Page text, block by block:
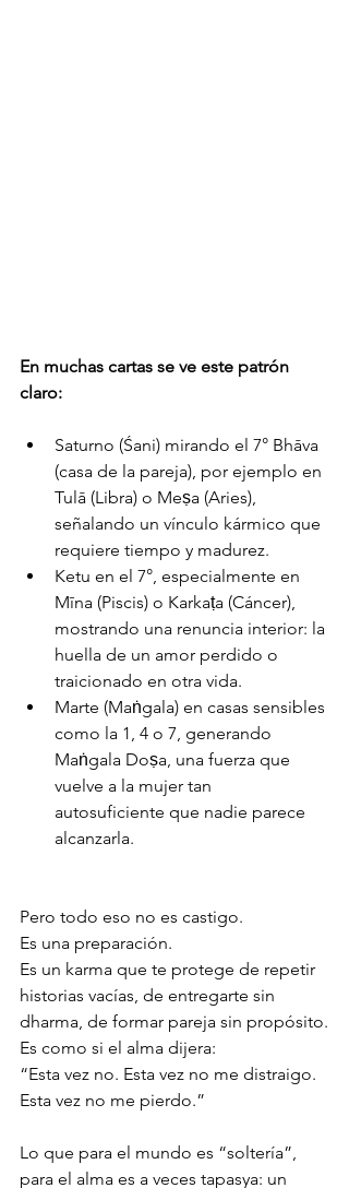
En muchas cartas se ve este patrón
claro:
Saturno (Śani) mirando el 7° Bhāva
(casa de la pareja), por ejemplo en
Tulā (Libra) o Meṣa (Aries),
señalando un vínculo kármico que
requiere tiempo y madurez.
Ketu en el 7°, especialmente en
Mīna (Piscis) o Karkaṭa (Cáncer),
mostrando una renuncia interior: la
huella de un amor perdido o
traicionado en otra vida.
Marte (Maṅgala) en casas sensibles
como la 1, 4 o 7, generando
Maṅgala Doṣa, una fuerza que
vuelve a la mujer tan
autosuficiente que nadie parece
alcanzarla.
Pero todo eso no es castigo.
Es una preparación.
Es un karma que te protege de repetir
historias vacías, de entregarte sin
dharma, de formar pareja sin propósito.
Es como si el alma dijera:
“Esta vez no. Esta vez no me distraigo.
Esta vez no me pierdo.”
Lo que para el mundo es “soltería”,
para el alma es a veces tapasya: un